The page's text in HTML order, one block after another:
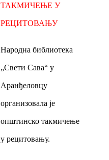
ТАКМИЧЕЊЕ У
РЕЦИТОВАЊУ
Народна библиотека
„Свети Сава“ у
Аранђеловцу
организовала је
општинско такмичење
у рецитовању.